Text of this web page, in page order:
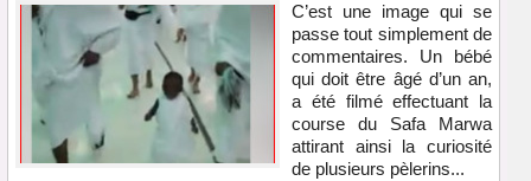
C’est une image qui se
passe tout simplement de
commentaires. Un bébé
qui doit être âgé d’un an,
a été filmé effectuant la
course du Safa Marwa
attirant ainsi la curiosité
de plusieurs pèlerins...